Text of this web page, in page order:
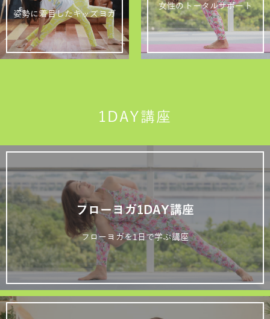
姿勢に着目したキッズヨガ
女性のトータルサポート
1DAY講座
フローヨガ1DAY講座
フローヨガを1日で学ぶ講座